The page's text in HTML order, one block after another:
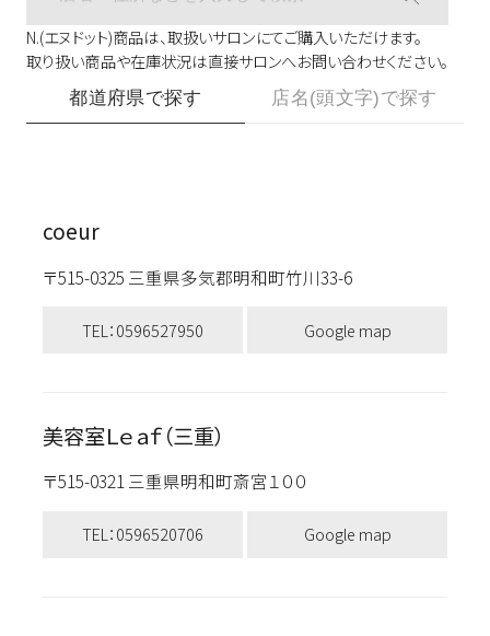
N.(エヌドット)商品は、取扱いサロンにてご購入いただけます。
取り扱い商品や在庫状況は直接サロンへお問い合わせください。
都道府県で探す 店名(頭文字)で探す
coeur
〒515-0325 三重県多気郡明和町竹川33-6
TEL：0596527950 Google map
美容室Ｌｅａｆ（三重）
〒515-0321 三重県明和町斎宮１００
TEL：0596520706 Google map